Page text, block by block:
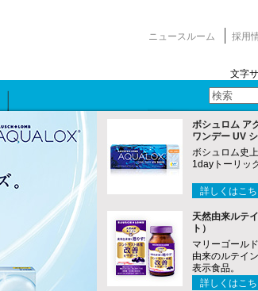
ニュースルーム 採用
文字
ボシュロム ア
ワンデー UV
ボシュロム史
1dayトーリッ
詳しくはこち
天然由来ルテ
ト）
マリーゴール
由来のルテイ
表示食品。
詳しくはこち